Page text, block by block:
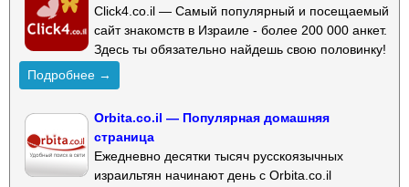
Click4.co.il — Самый популярный и посещаемый
сайт знакомств в Израиле - более 200 000 анкет.
Здесь ты обязательно найдешь свою половинку!
Подробнее →
Orbita.co.il — Популярная домашняя
страница
Ежедневно десятки тысяч русскоязычных
израильтян начинают день с Orbita.co.il